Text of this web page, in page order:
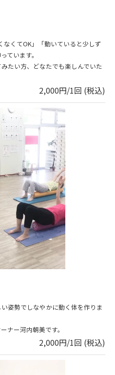
なくてOK」「動いていると少しず
ています。
たい方、どなたでも楽しんでいた
2,000円/1回 (税込)
姿勢でしなやかに動く体を作りま
ナー河内朝美です。
2,000円/1回 (税込)